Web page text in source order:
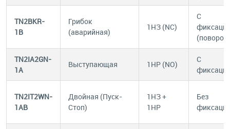
TN2BKR-
1B
Грибок
(аварийная)
1НЗ (NC)
С
(поворот)
TN2IA2GN-
1A
Выступающая 1НР (NO)
С
TN2IT2WN-
1AB
Двойная (Пуск-
Стоп)
1НЗ +
1НР
Без